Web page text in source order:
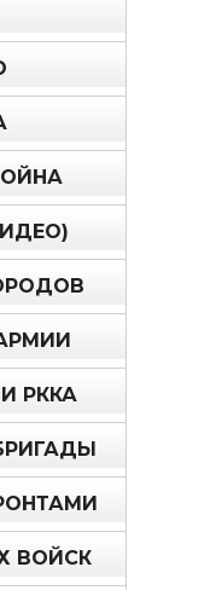
РККА
ВОЙСК